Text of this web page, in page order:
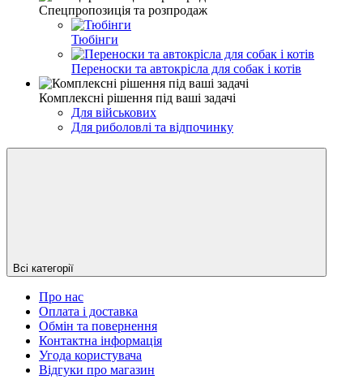
Спецпропозиція та розпродаж
Тюбінги
Переноски та автокрісла для собак і котів
Комплексні рішення під ваші задачі
Для військових
Для риболовлі та відпочинку
Всі категорії
Про нас
Оплата і доставка
Обмін та повернення
Контактна інформація
Угода користувача
Відгуки про магазин